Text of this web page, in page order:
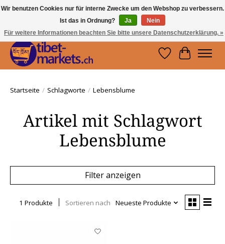
Handwerkskunst vom Dach der Welt.
Holen Sie sich ein Stück Tibet.
Wunschzettel
Ihr
Startseite / Schlagworte / Lebensblume
Artikel mit Schlagwort
Lebensblume
Filter anzeigen
1 Produkte Sortieren nach Neueste Produkte
Wir benutzen Cookies nur für interne Zwecke um den Webshop zu verbessern.
Ist das in Ordnung?
Ja
Nein
Für weitere Informationen beachten Sie bitte unsere Datenschutzerklärung. »